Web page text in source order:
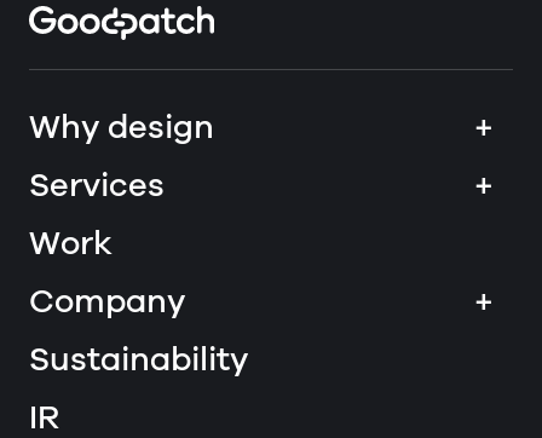
Why design
+
Services
+
Work
Company
+
Sustainability
IR